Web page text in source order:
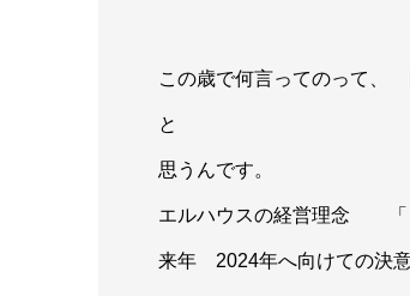
この歳で何言ってのって
と
思うんです。
エルハウスの経営理念 「
来年 2024年へ向けての決